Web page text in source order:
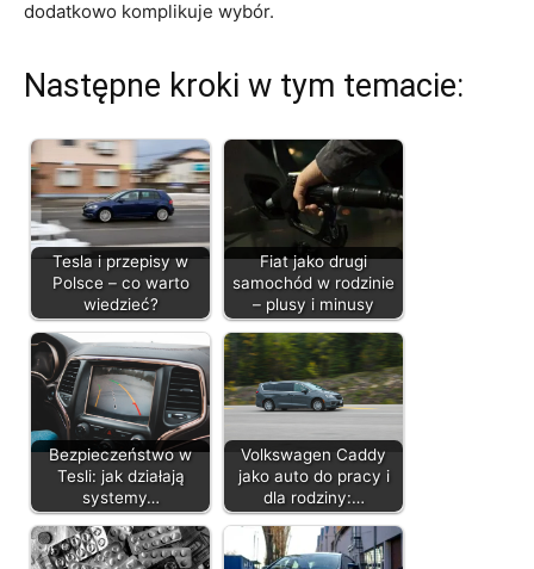
dodatkowo komplikuje wybór.
Następne kroki w tym temacie:
Tesla i przepisy w
Polsce – co warto
wiedzieć?
Fiat jako drugi
samochód w rodzinie
– plusy i minusy
Bezpieczeństwo w
Tesli: jak działają
systemy…
Volkswagen Caddy
jako auto do pracy i
dla rodziny:…